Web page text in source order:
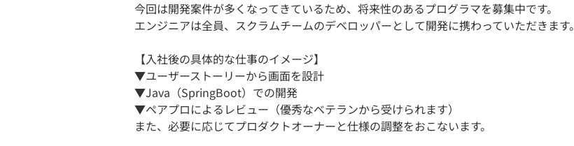
今回は開発案件が多くなってきているため、将来性のあるプログラマを募集中です。
エンジニアは全員、スクラムチームのデベロッパーとして開発に携わっていただきます。
【入社後の具体的な仕事のイメージ】
▼ユーザーストーリーから画面を設計
▼Java（SpringBoot）での開発
▼ペアプロによるレビュー（優秀なベテランから受けられます）
また、必要に応じてプロダクトオーナーと仕様の調整をおこないます。